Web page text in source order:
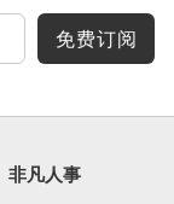
免费订阅
非凡人事